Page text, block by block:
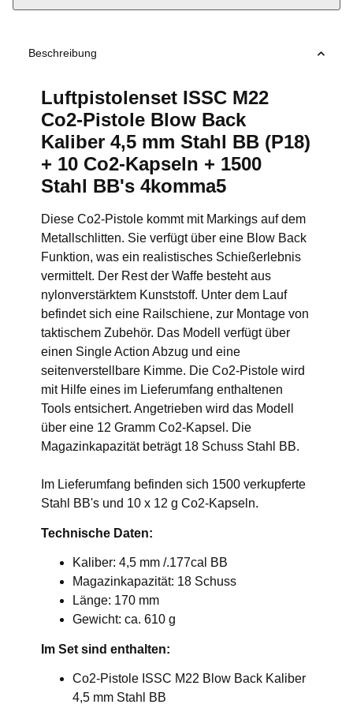
Beschreibung
Luftpistolenset ISSC M22
Co2-Pistole Blow Back
Kaliber 4,5 mm Stahl BB (P18)
+ 10 Co2-Kapseln + 1500
Stahl BB's 4komma5
Diese Co2-Pistole kommt mit Markings auf dem
Metallschlitten. Sie verfügt über eine Blow Back
Funktion, was ein realistisches Schießerlebnis
vermittelt. Der Rest der Waffe besteht aus
nylonverstärktem Kunststoff. Unter dem Lauf
befindet sich eine Railschiene, zur Montage von
taktischem Zubehör. Das Modell verfügt über
einen Single Action Abzug und eine
seitenverstellbare Kimme. Die Co2-Pistole wird
mit Hilfe eines im Lieferumfang enthaltenen
Tools entsichert. Angetrieben wird das Modell
über eine 12 Gramm Co2-Kapsel. Die
Magazinkapazität beträgt 18 Schuss Stahl BB.
Im Lieferumfang befinden sich 1500 verkupferte
Stahl BB's und 10 x 12 g Co2-Kapseln.
Technische Daten:
Kaliber: 4,5 mm /.177cal BB
Magazinkapazität: 18 Schuss
Länge: 170 mm
Gewicht: ca. 610 g
Im Set sind enthalten:
Co2-Pistole ISSC M22 Blow Back Kaliber
4,5 mm Stahl BB